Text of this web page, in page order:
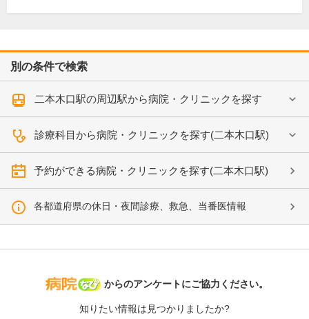
別の条件で検索
二本木口駅の周辺駅から病院・クリニックを探す
診療科目から病院・クリニックを探す(二本木口駅)
予約ができる病院・クリニックを探す(二本木口駅)
各都道府県の休日・夜間診療、救急、当番医情報
病院なび
からのアンケートにご協力ください。
知りたい情報は見つかりましたか?